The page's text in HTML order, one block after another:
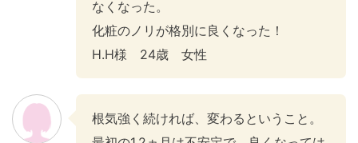
なくなった。
化粧のノリが格別に良くなった！
H.H様 24歳 女性
根気強く続ければ、変わるということ。